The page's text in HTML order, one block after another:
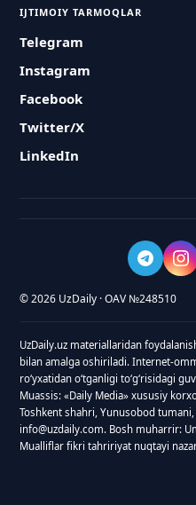
IJTIMOIY TARMOQLAR
Telegram
Instagram
Facebook
Twitter/X
LinkedIn
© 2026 UzDaily · OAV №248510
UzDaily.uz materiallaridan
bilan amalga oshiriladi. Internet-
roʻyxatidan oʻtganligi toʻgʻrisidagi
Muassis: «Daily Media» xususiy
Toshkent shahri, Yunusobod
info@uzdaily.com. Bosh muharrir:
Mualliflar fikri tahririyat nuqtayi